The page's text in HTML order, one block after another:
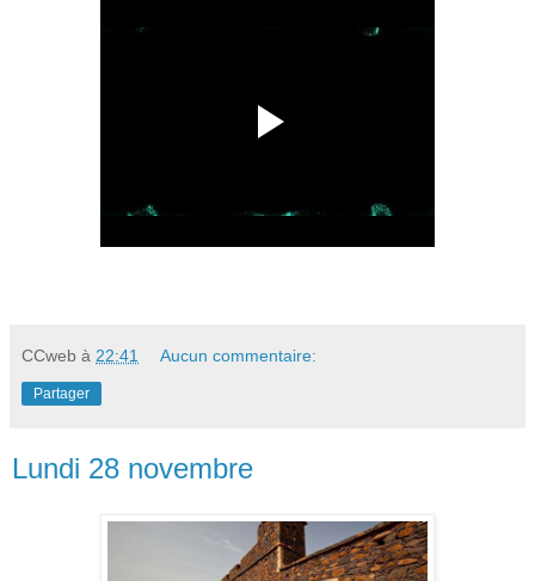
CCweb à 22:41 Aucun commentaire:
Partager
Lundi 28 novembre